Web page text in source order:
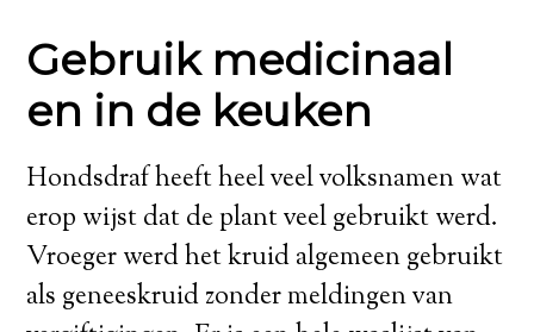
Gebruik medicinaal
en in de keuken
Hondsdraf heeft heel veel volksnamen wat
erop wijst dat de plant veel gebruikt werd.
Vroeger werd het kruid algemeen gebruikt
als geneeskruid zonder meldingen van